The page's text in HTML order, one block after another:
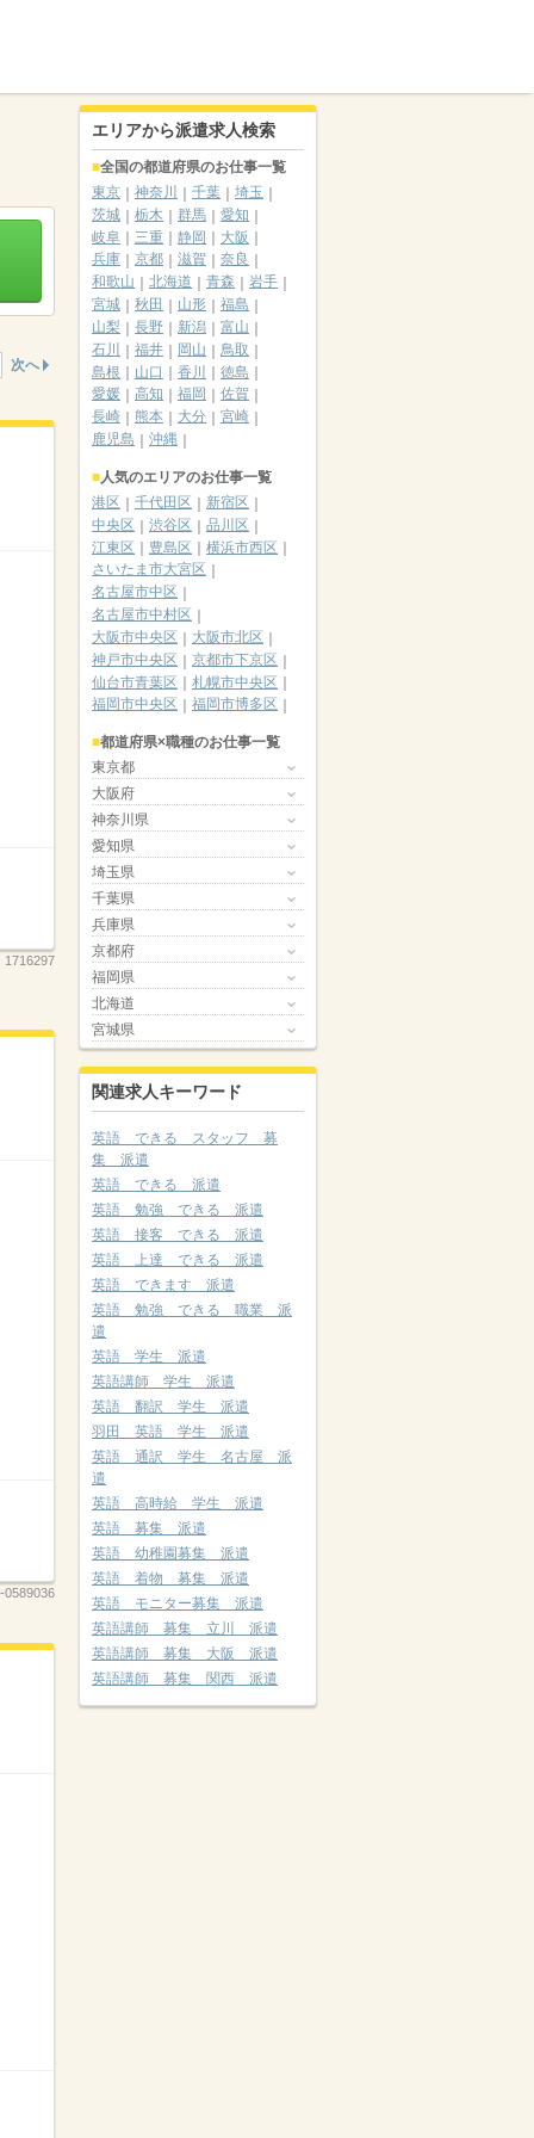
次へ
1716297
0589036
エリアから派遣求人検索
全国の都道府県のお仕事一覧
東京
神奈川 千葉
埼玉
茨城
栃木 群馬
愛知
岐阜
三重 静岡
大阪
兵庫
京都 滋賀
奈良
和歌山
北海道 青森
岩手
宮城
秋田 山形
福島
山梨
長野 新潟
富山
石川
福井 岡山
鳥取
島根
山口 香川
徳島
愛媛
高知 福岡
佐賀
長崎
熊本 大分
宮崎
鹿児島
沖縄
人気のエリアのお仕事一覧
港区
千代田区
新宿区
中央区
渋谷区
品川区
江東区
豊島区
横浜市西区
さいたま市大宮区
名古屋市中区
名古屋市中村区
大阪市中央区
大阪市北区
神戸市中央区
京都市下京区
仙台市青葉区
札幌市中央区
福岡市中央区
福岡市博多区
都道府県×職種のお仕事一覧
東京都
大阪府
神奈川県
愛知県
埼玉県
千葉県
兵庫県
京都府
福岡県
北海道
宮城県
関連求人キーワード
英語 できる スタッフ 募
集 派遣
英語 できる 派遣
英語 勉強 できる 派遣
英語 接客 できる 派遣
英語 上達 できる 派遣
英語 できます 派遣
英語 勉強 できる 職業 派
遣
英語 学生 派遣
英語講師 学生 派遣
英語 翻訳 学生 派遣
羽田 英語 学生 派遣
英語 通訳 学生 名古屋 派
遣
英語 高時給 学生 派遣
英語 募集 派遣
英語 幼稚園募集 派遣
英語 着物 募集 派遣
英語 モニター募集 派遣
英語講師 募集 立川 派遣
英語講師 募集 大阪 派遣
英語講師 募集 関西 派遣